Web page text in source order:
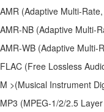
AMR (Adaptive Multi-
AMR-NB (Adaptive Multi-
AMR-WB (Adaptive Multi-
FLAC (Free Lossless
M >(Musical Instrument
MP3 (MPEG-1/2/2.5